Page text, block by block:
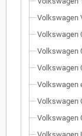
Volkswagen
Volkswagen
Volkswagen
Volkswagen
Volkswagen
Volkswagen
Volkswagen